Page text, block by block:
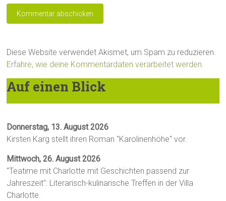
Diese Website verwendet Akismet, um Spam zu reduzieren.
Erfahre, wie deine Kommentardaten verarbeitet werden.
Auf einen Blick
Donnerstag, 13. August 2026
Kirsten Karg stellt ihren Roman "Karolinenhöhe" vor.
Mittwoch, 26. August 2026
"Teatime mit Charlotte mit Geschichten passend zur
Jahreszeit": Literarisch-kulinarische Treffen in der Villa
Charlotte.